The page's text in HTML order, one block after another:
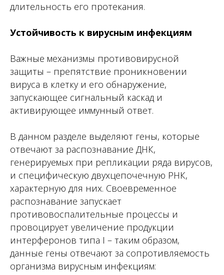
длительность его протекания.
Устойчивость к вирусным инфекциям
Важные механизмы противовирусной
защиты – препятствие проникновении
вируса в клетку и его обнаружение,
запускающее сигнальный каскад и
активирующее иммунный ответ.
В данном разделе выделяют гены, которые
отвечают за распознавание ДНК,
генерируемых при репликации ряда вирусов,
и специфическую двухцепочечную РНК,
характерную для них. Своевременное
распознавание запускает
противовоспалительные процессы и
провоцирует увеличение продукции
интерферонов типа I – таким образом,
данные гены отвечают за сопротивляемость
организма вирусным инфекциям: